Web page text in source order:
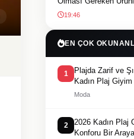
19:46
EN ÇOK
1
Plajda Zarif ve
Kadın Plaj
Moda
2
2026 Kadın Plaj
Konforu Bir